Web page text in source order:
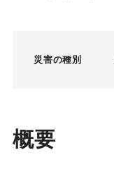
災害の種別
概要